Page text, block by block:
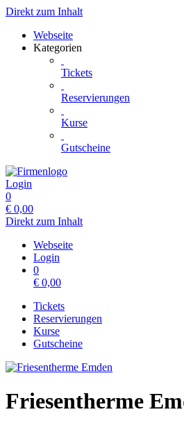
Direkt zum Inhalt
Webseite
Kategorien
Tickets
Reservierungen
Kurse
Gutscheine
Login
0
€ 0,00
Direkt zum Inhalt
Webseite
Login
0
€ 0,00
Tickets
Reservierungen
Kurse
Gutscheine
Friesentherme